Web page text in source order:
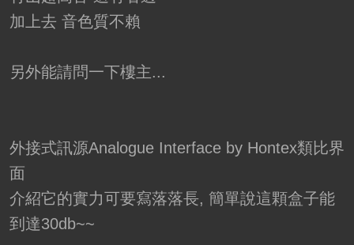
加上去 音色質不賴
另外能請問一下樓主...
外接式訊源Analogue Interface by Hontex類比界
面
介紹它的實力可要寫落落長, 簡單說這顆盒子能
到達30db~~